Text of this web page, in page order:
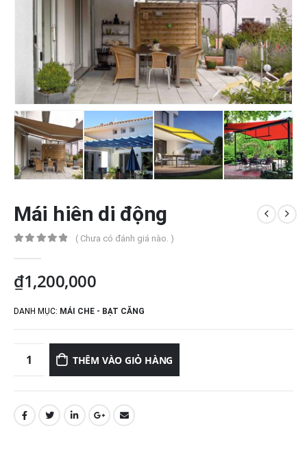
Mái hiên di động
( Chưa có đánh giá nào. )
₫1,200,000
DANH MỤC: MÁI CHE - BẠT CĂNG
THÊM VÀO GIỎ HÀNG